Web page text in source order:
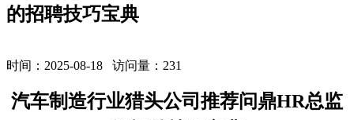
的招聘技巧宝典
时间：2025-08-18 访问量： 231
汽车制造行业猎头公司推荐问鼎HR总监